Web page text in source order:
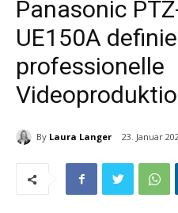
Panasonic
UE150A
professionelle
By Laura Langer 23. Januar